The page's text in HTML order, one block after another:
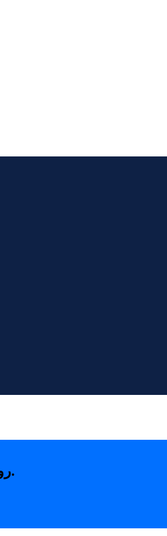
رویدادهای پیشِ روی کامیاب را ببینید و همین امروز با خیال راحت جای خودتان را رزرو کنید.